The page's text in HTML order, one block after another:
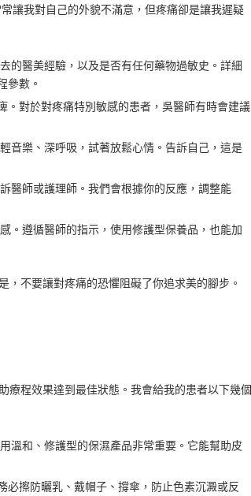
讓我對自己的外貌不滿意，但疼痛卻是讓我遲疑
的醫美經驗，以及是否有任何藥物過敏史。詳細
參數。
對於對疼痛特別敏感的患者，吳醫師有時會建議
音樂、深呼吸，試著放鬆心情。告訴自己，這是
醫師或護理師。我們會根據你的反應，調整能
。遵循醫師的指示，使用修護型保養品，也能加
不要讓對疼痛的恐懼阻礙了你追求美的腳步。
療程效果達到最佳狀態。我會給我的患者以下幾個
溫和、修護型的保濕產品非常重要。它能幫助皮
擦防曬乳、戴帽子、撐傘，防止色素沉澱或反